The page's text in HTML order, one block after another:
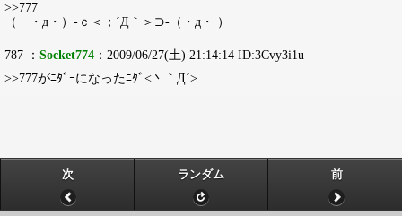
>>777
（ ・д・）-ｃ＜；´Д｀＞⊃-（・д・ ）
787 ： Socket774 ：2009/06/27(土) 21:14:14 ID:3Cvy3i1u
>>777がﾆﾀﾞｰになったﾆﾀﾞ<丶｀Д´>
次 ランダム 前